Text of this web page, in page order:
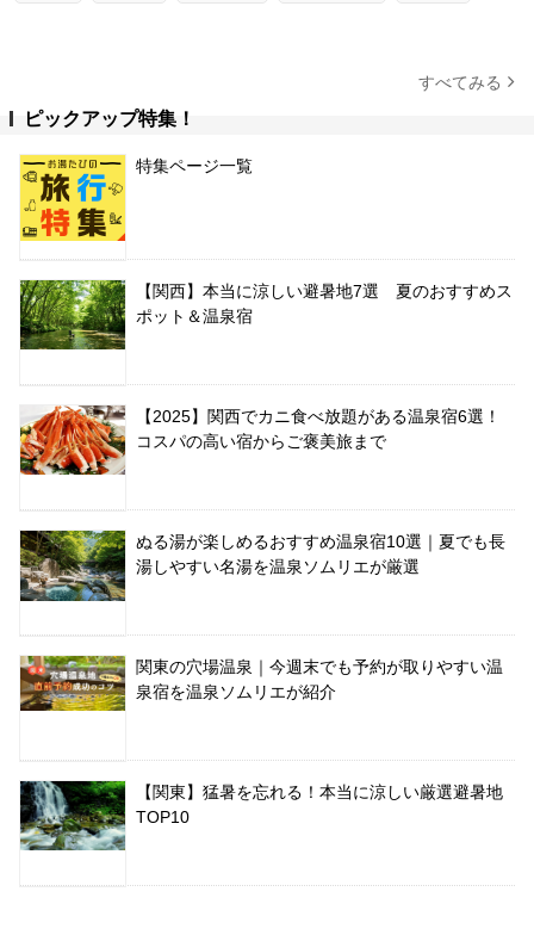
すべてみる
ピックアップ特集！
特集ページ一覧
【関西】本当に涼しい避暑地7選 夏のおすすめス
ポット＆温泉宿
【2025】関西でカニ食べ放題がある温泉宿6選！
コスパの高い宿からご褒美旅まで
ぬる湯が楽しめるおすすめ温泉宿10選｜夏でも長
湯しやすい名湯を温泉ソムリエが厳選
関東の穴場温泉｜今週末でも予約が取りやすい温
泉宿を温泉ソムリエが紹介
【関東】猛暑を忘れる！本当に涼しい厳選避暑地
TOP10